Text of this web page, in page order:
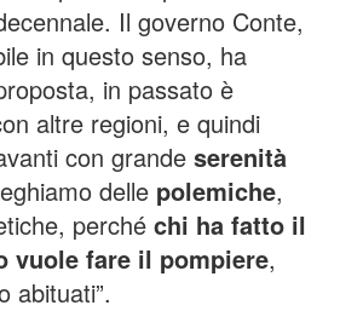
Il governo Conte,
in questo senso, ha
in passato è
altre regioni, e quindi
con grande serenità
delle polemiche,
perché chi ha fatto il
vuole fare il pompiere,
abituati”.